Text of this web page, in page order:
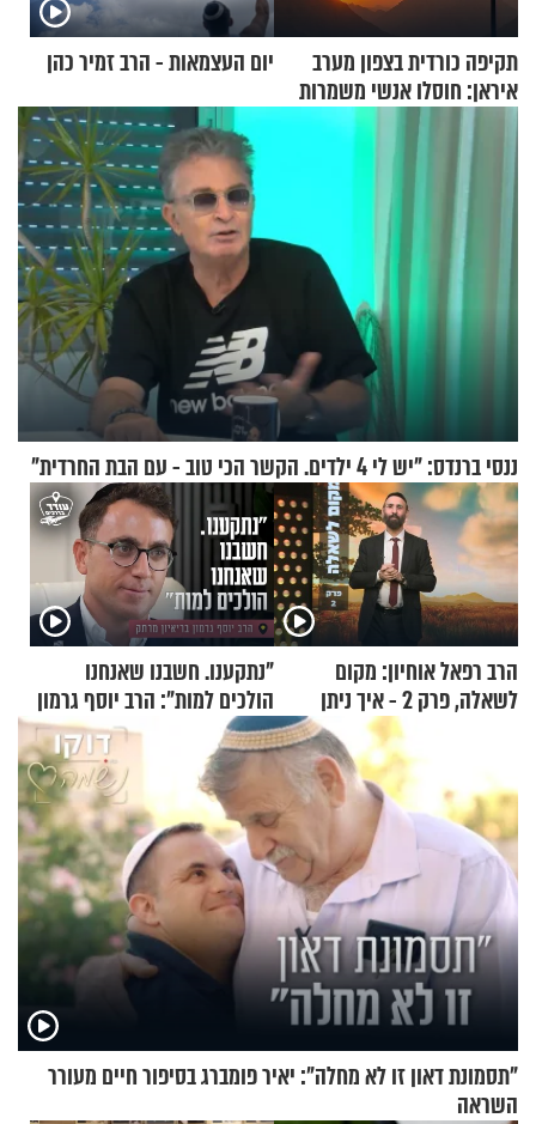
תקיפה כורדית בצפון מערב
איראן: חוסלו אנשי משמרות
המהפכה
יום העצמאות - הרב זמיר כהן
ננסי ברנדס: "יש לי 4 ילדים. הקשר הכי טוב - עם הבת החרדית"
הרב רפאל אוחיון: מקום
לשאלה, פרק 2 - איך ניתן
להוכיח שהתורה משמיים?
"נתקענו. חשבנו שאנחנו
הולכים למות": הרב יוסף גרמון
בריאיון מרתק
"תסמונת דאון זו לא מחלה": יאיר פומברג בסיפור חיים מעורר
השראה